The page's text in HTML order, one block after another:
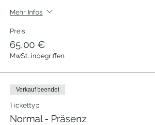
Mehr Infos
Preis
65,00 €
MwSt. inbegriffen
Verkauf beendet
Tickettyp
Normal - Präsenz